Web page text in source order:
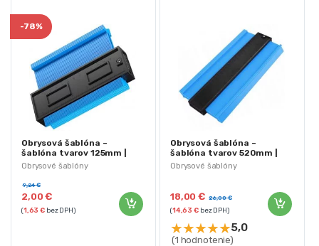
Obrysové šablóny
-78%
Obrysová šablóna –
šablóna tvarov 125mm |
KD10387
2,00€
9,24€
(1,63€ bez DPH)
Obrysové šablóny
Obrysová šablóna –
šablóna tvarov 520mm |
KD10389
18,00€ 26,00€
(14,63€bez DPH)
★★★★★5,0
(1 hodnotenie)